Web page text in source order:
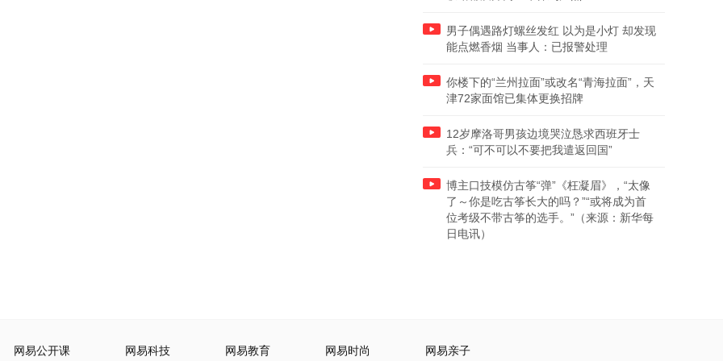
男子偶遇路灯螺丝发红 以为是小灯 却发现
能点燃香烟 当事人：已报警处理
你楼下的“兰州拉面”或改名“青海拉面”，天
津72家面馆已集体更换招牌
12岁摩洛哥男孩边境哭泣恳求西班牙士
兵：“可不可以不要把我遣返回国”
博主口技模仿古筝“弹”《枉凝眉》，“太像
了～你是吃古筝长大的吗？”“或将成为首
位考级不带古筝的选手。”（来源：新华每
日电讯）
网易公开课 网易科技 网易教育 网易时尚 网易亲子